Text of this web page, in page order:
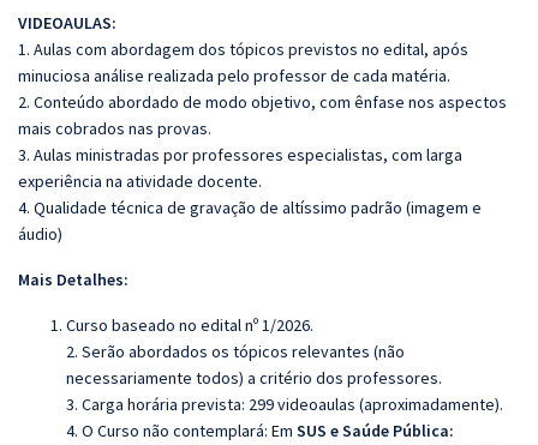
VIDEOAULAS:
1. Aulas com abordagem dos tópicos previstos no edital, após
minuciosa análise realizada pelo professor de cada matéria.
2. Conteúdo abordado de modo objetivo, com ênfase nos aspectos
mais cobrados nas provas.
3. Aulas ministradas por professores especialistas, com larga
experiência na atividade docente.
4. Qualidade técnica de gravação de altíssimo padrão (imagem e
áudio)
Mais Detalhes:
Curso baseado no edital nº 1/2026.
2. Serão abordados os tópicos relevantes (não
necessariamente todos) a critério dos professores.
3. Carga horária prevista: 299 videoaulas (aproximadamente).
4. O Curso não contemplará: Em SUS e Saúde Pública: